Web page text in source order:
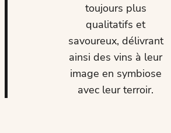
toujours plus
qualitatifs et
savoureux, délivrant
ainsi des vins à leur
image en symbiose
avec leur terroir.